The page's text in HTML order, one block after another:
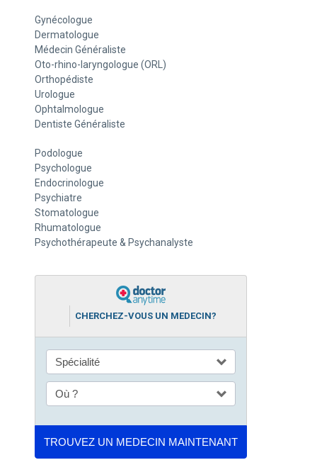
Gynécologue
Dermatologue
Médecin Généraliste
Oto-rhino-laryngologue (ORL)
Orthopédiste
Urologue
Ophtalmologue
Dentiste Généraliste
Podologue
Psychologue
Endocrinologue
Psychiatre
Stomatologue
Rhumatologue
Psychothérapeute & Psychanalyste
CHERCHEZ-VOUS UN MEDECIN?